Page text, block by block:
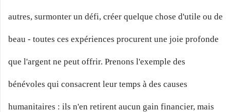
autres, surmonter un défi, créer quelque chose d'utile ou de
beau - toutes ces expériences procurent une joie profonde
que l'argent ne peut offrir. Prenons l'exemple des
bénévoles qui consacrent leur temps à des causes
humanitaires : ils n'en retirent aucun gain financier, mais